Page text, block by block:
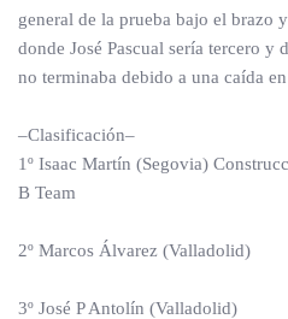
general de la prueba bajo el brazo
donde José Pascual sería tercero y
no terminaba debido a una caída
–Clasificación–
1º Isaac Martín (Segovia)
B Team
2º Marcos Álvarez (Valladolid)
3º José P Antolín (Valladolid)